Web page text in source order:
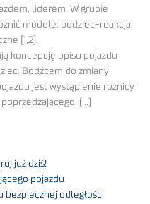
liderem. W grupie
modele: bodziec-reakcja,
[1,2].
koncepcję opisu pojazdu
Bodźcem do zmiany
jest wystąpienie różnicy
(…)
już dziś!
pojazdu
odległości